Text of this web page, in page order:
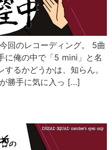
回のレコーディング。 5曲
に俺の中で「5 mini」と名
るかどうかは、知らん。
勝手に気に入っ […]